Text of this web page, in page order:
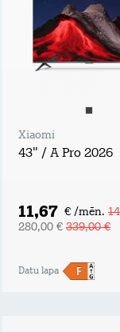
Xiaomi
43" / A Pro 2026
11,67 € /mēn.
280,00 € 339,00 €
Datu lapa